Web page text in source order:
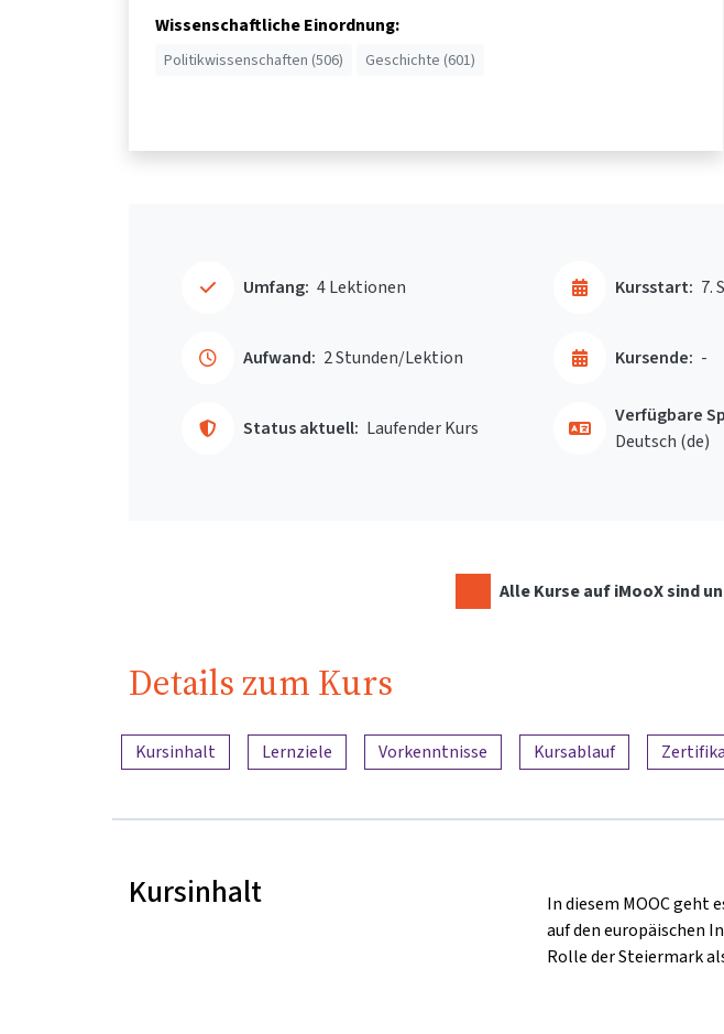
Wissenschaftliche Einordnung:
Politikwissenschaften (506) Geschichte (601)
Umfang: 4 Lektionen
Aufwand: 2 Stunden/Lektion
Kursstart: 7.
Kursende: -
Status aktuell: Laufender Kurs
Verfügbare
Deutsch ‎(de)‎
Alle Kurse auf iMooX sind
Details zum Kurs
Inhaltsübersicht
Kursinhalt Lernziele Vorkenntnisse Kursablauf
Kursinhalt
In diesem MOOC geht
auf den europäischen
Rolle der Steiermark